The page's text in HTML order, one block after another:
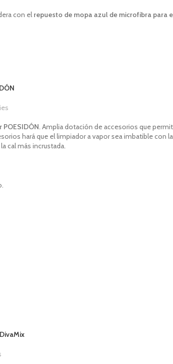
con el repuesto de mopa azul de microfibra para
POESIDÓN Amplia dotación de accesorios que
hará que el limpiador a vapor sea imbatible con
cal más incrustada.